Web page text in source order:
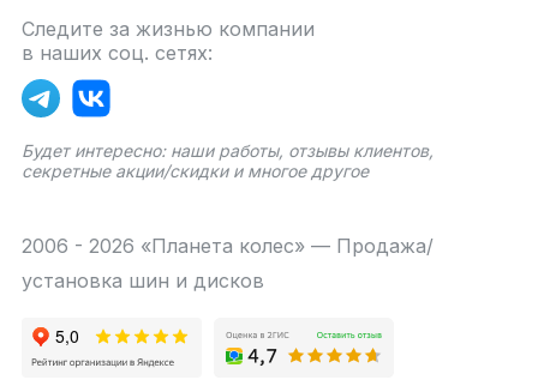
Следите за жизнью компании
в наших соц. сетях:
Будет интересно: наши работы, отзывы клиентов,
секретные акции/скидки и многое другое
2006 - 2026 «Планета колес» — Продажа/
установка шин и дисков